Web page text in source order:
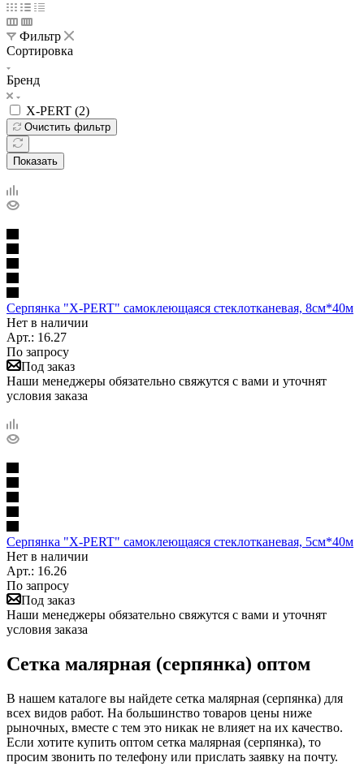
Фильтр
Сортировка
Бренд
X-PERT (2)
Очистить фильтр
Показать
Серпянка "X-PERT" самоклеющаяся стеклотканевая, 8см*40м
Нет в наличии
Арт.: 16.27
По запросу
Под заказ
Наши менеджеры обязательно свяжутся с вами и уточнят
условия заказа
Серпянка "X-PERT" самоклеющаяся стеклотканевая, 5см*40м
Нет в наличии
Арт.: 16.26
По запросу
Под заказ
Наши менеджеры обязательно свяжутся с вами и уточнят
условия заказа
Сетка малярная (серпянка) оптом
В нашем каталоге вы найдете сетка малярная (серпянка) для
всех видов работ. На большинство товаров цены ниже
рыночных, вместе с тем это никак не влияет на их качество.
Если хотите купить оптом сетка малярная (серпянка), то
просим звонить по телефону или прислать заявку на почту.